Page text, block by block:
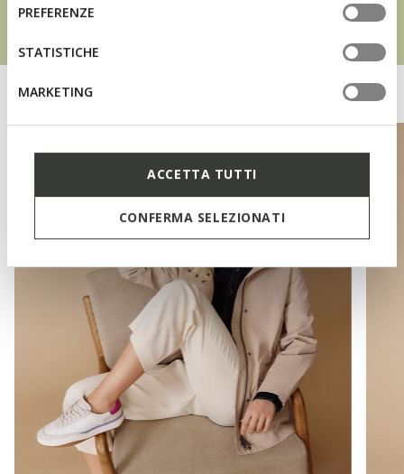
tue impostazioni, visita la nostra
consenso
PREFERENZE
STATISTICHE
MARKETING
ACCETTA TUTTI
CONFERMA SELEZIONATI